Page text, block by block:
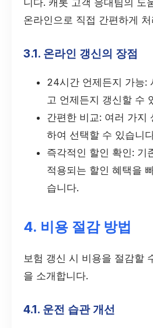
온라인으로 직접 간편하게
3.1. 온라인 갱신의 장점
24시간 언제든지 가능:
고 언제든지 갱신할 수
간편한 비교: 여러 가지
하여 선택할 수 있습니
즉각적인 할인 확인: 기
적용되는 할인 혜택을
습니다.
4. 비용 절감 방법
보험 갱신 시 비용을 절감할
을 소개합니다.
4.1. 운전 습관 개선